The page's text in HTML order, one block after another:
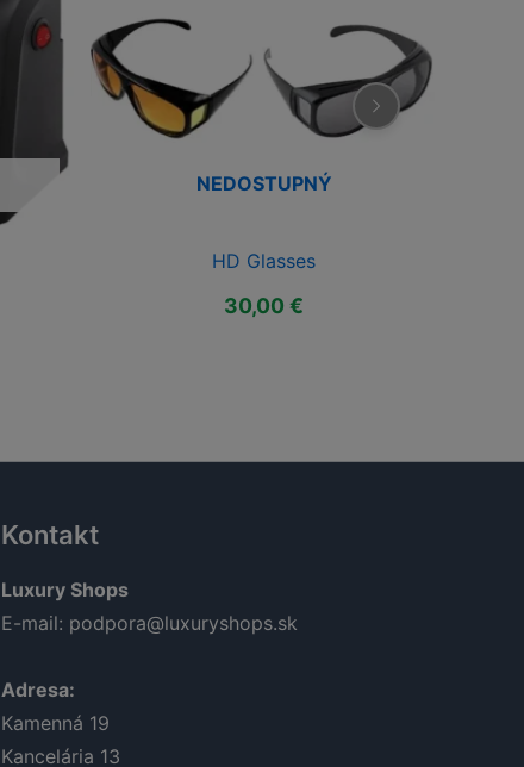
NEDOSTUPNÝ
HD Glasses
30,00€
Kontakt
Luxury Shops
E-mail: podpora@luxuryshops.sk
Adresa:
Kamenná 19
Kancelária 13